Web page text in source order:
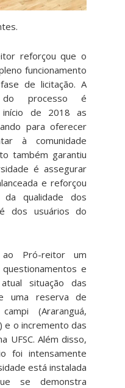
reforçou que o
funcionamento
de licitação. A
do processo é
de 2018 as
para oferecer
à comunidade
também garantiu
é assegurar
e reforçou
qualidade dos
dos usuários do
Pró-reitor um
e
situação das
uma reserva de
(Araranguá,
e o incremento das
UFSC. Além disso,
foi intensamente
está instalada
se demonstra